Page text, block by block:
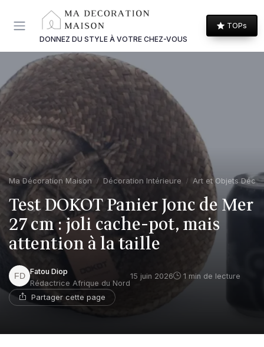
DONNEZ DU STYLE À VOTRE CHEZ-VOUS
TOPs
Ma Décoration Maison Décoration Intérieure Art et Objets
Test DOKOT Panier Jonc de Mer
27 cm : joli cache-pot, mais
attention à la taille
Fatou Diop
Rédactrice Afrique du Nord
15 juin 2026 1 min de lecture
Partager cette page
Panneau de gestion des cookies